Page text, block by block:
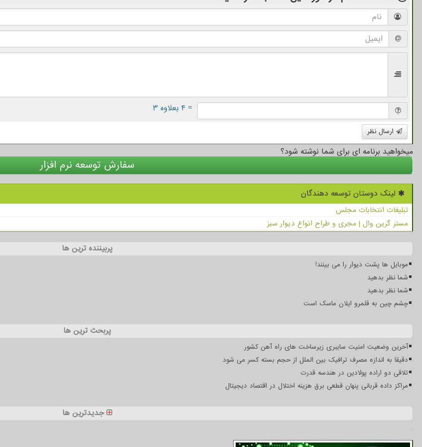
= ۴ بعلاوه ۳
ارسال نظر
میخواهید برنامه ای برای شما نوشته شود؟
سفارش توسعه نرم افزار
لینک دوستان توسعه دهندگان
تبلیغات انتخابات مجلس
مستر گرین وال | مجری و طراح انواع دیوار سبز
پربیننده ترین ها
موبایل ها پشت دیوار را می بینند!
شما نظر بدهید
شما نظر بدهید
چشم چین به قلمرو ایلان ماسک است
پربحث ترین ها
آخرین وضعیت امنیت سایبری زیرساخت های راه آهن کشور
دقیقا به اندازه مصرف ترافیک بین الملل از حجم بسته کسر می شود
تلاقی دو اراده پولادین در هندسه قدرت
مراکز داده قربانی پنهان قطعی برق هزینه اختلال در اقتصاد دیجیتال
جدیدترین ها